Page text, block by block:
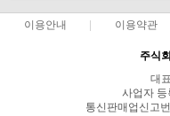
이용안내 이용약관
주식
대
사업자
통신판매업신고